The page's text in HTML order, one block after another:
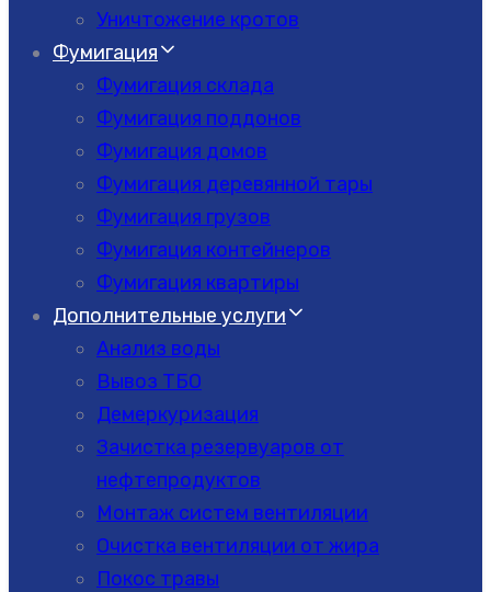
Уничтожение кротов
Фумигация
Фумигация склада
Фумигация поддонов
Фумигация домов
Фумигация деревянной тары
Фумигация грузов
Фумигация контейнеров
Фумигация квартиры
Дополнительные услуги
Анализ воды
Вывоз ТБО
Демеркуризация
Зачистка резервуаров от
нефтепродуктов
Монтаж систем вентиляции
Очистка вентиляции от жира
Покос травы